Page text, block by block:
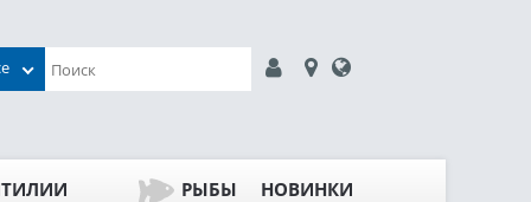
РЫБЫ НОВИНКИ